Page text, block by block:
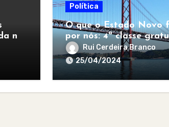
no
Política
O que o Estado Novo
por nós: 4ª classe
para todos
Rui Cerdeira Branco
25/04/2024